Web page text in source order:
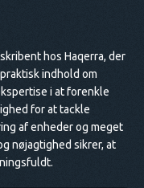
hos Haqerra, der
indhold om
i at forenkle
for at tackle
af enheder og meget
nøjagtighed sikrer, at